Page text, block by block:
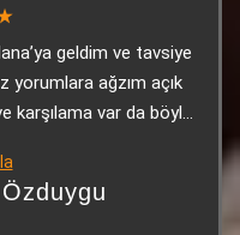
geldim ve tavsiye
yorumlara ağzım açık
karşılama var da böyle
kebabı ve ikramları
ettiler. Kesinlikle